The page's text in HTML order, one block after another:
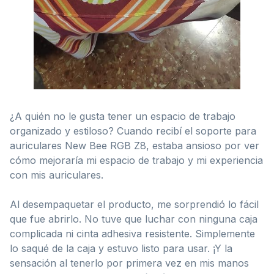
¿A quién no le gusta tener un espacio de trabajo
organizado y estiloso? Cuando recibí el soporte para
auriculares New Bee RGB Z8, estaba ansioso por ver
cómo mejoraría mi espacio de trabajo y mi experiencia
con mis auriculares.
Al desempaquetar el producto, me sorprendió lo fácil
que fue abrirlo. No tuve que luchar con ninguna caja
complicada ni cinta adhesiva resistente. Simplemente
lo saqué de la caja y estuvo listo para usar. ¡Y la
sensación al tenerlo por primera vez en mis manos